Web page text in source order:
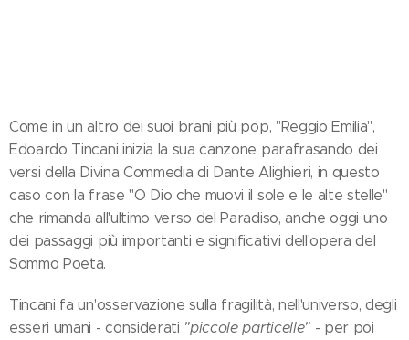
Come in un altro dei suoi brani più pop, "Reggio Emilia",
Edoardo Tincani inizia la sua canzone parafrasando dei
versi della Divina Commedia di Dante Alighieri, in questo
caso con la frase "O Dio che muovi il sole e le alte stelle"
che rimanda all'ultimo verso del Paradiso, anche oggi uno
dei passaggi più importanti e significativi dell'opera del
Sommo Poeta.
Tincani fa un'osservazione sulla fragilità, nell'universo, degli
esseri umani - considerati "piccole particelle"- per poi